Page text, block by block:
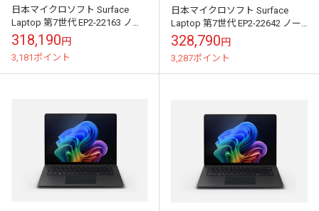
日本マイクロソフト Surface
Laptop 第7世代 EP2-22163 ノー
トパソコン ブラック｜EP2-
22163【注文...
318,190円
3,181ポイント
日本マイクロソフト Surface
Laptop 第7世代 EP2-22642 ノー
トパソコン ブラック｜EP2-
22642【注文...
328,790円
3,287ポイント